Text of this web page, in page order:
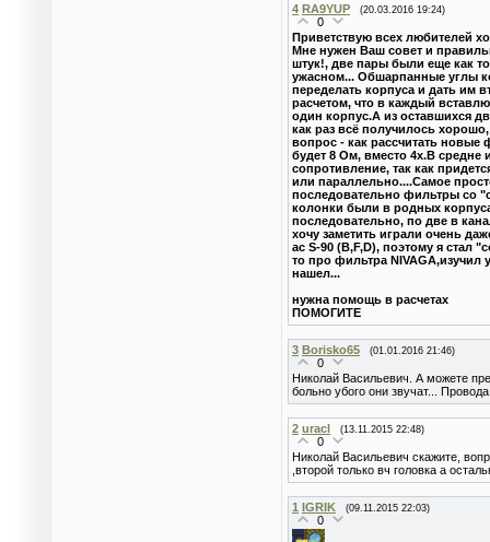
4 RA9YUP (20.03.2016 19:24)
0
Приветствую всех любителей
Мне нужен Ваш совет и
штук!, две пары были еще как
ужасном... Обшарпанные углы
переделать корпуса и дать им
расчетом, что в каждый
один корпус.А из оставшихся
как раз всё получилось
вопрос - как рассчитать новые
будет 8 Ом, вместо 4х.В средне
сопротивление, так как
или параллельно....Самое
последовательно фильтры со
колонки были в родных
последовательно, по две в
хочу заметить играли очень
ас S-90 (B,F,D), поэтому я стал
то про фильтра NIVAGA,изучил
нашел...
нужна помощь в расчетах
ПОМОГИТЕ
3 Borisko65 (01.01.2016 21:46)
0
Николай Васильевич. А можете
больно убого они звучат...
2 uracl (13.11.2015 22:48)
0
Николай Васильевич скажите,
,второй только вч головка а
1 IGRIK (09.11.2015 22:03)
0